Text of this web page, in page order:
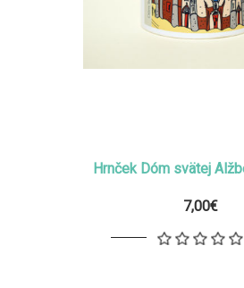
Hrnček Dóm svätej
7,00€